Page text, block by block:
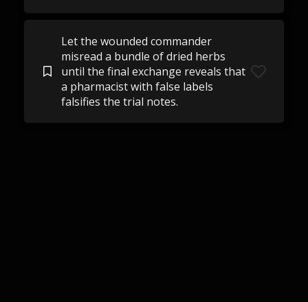
Let the wounded commander
misread a bundle of dried herbs
until the final exchange reveals that
a pharmacist with false labels
falsifies the trial notes.